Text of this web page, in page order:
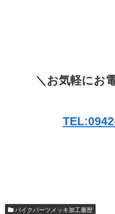
＼お気軽にお
バイクパーツメッキ加工履歴